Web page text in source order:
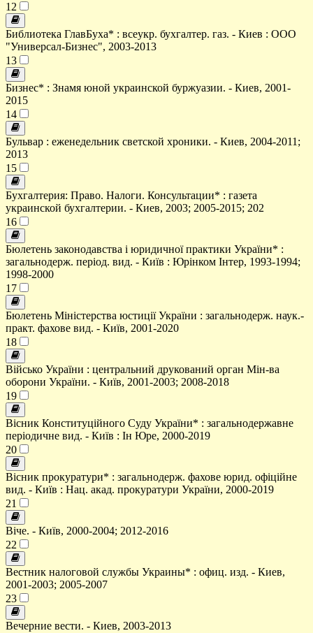
12
Библиотека ГлавБуха* : всеукр. бухгалтер. газ. - Киев : ООО
"Универсал-Бизнес", 2003-2013
13
Бизнес* : Знамя юной украинской буржуазии. - Киев, 2001-
2015
14
Бульвар : еженедельник светской хроники. - Киев, 2004-2011;
2013
15
Бухгалтерия: Право. Налоги. Консультации* : газета
украинской бухгалтерии. - Киев, 2003; 2005-2015; 202
16
Бюлетень законодавства і юридичної практики України* :
загальнодерж. період. вид. - Київ : Юрінком Інтер, 1993-1994;
1998-2000
17
Бюлетень Міністерства юстиції України : загальнодерж. наук.-
практ. фахове вид. - Київ, 2001-2020
18
Військо України : центральний друкований орган Мін-ва
оборони України. - Київ, 2001-2003; 2008-2018
19
Вісник Конституційного Суду України* : загальнодержавне
періодичне вид. - Київ : Ін Юре, 2000-2019
20
Вісник прокуратури* : загальнодерж. фахове юрид. офіційне
вид. - Київ : Нац. акад. прокуратури України, 2000-2019
21
Віче. - Київ, 2000-2004; 2012-2016
22
Вестник налоговой службы Украины* : офиц. изд. - Киев,
2001-2003; 2005-2007
23
Вечерние вести. - Киев, 2003-2013